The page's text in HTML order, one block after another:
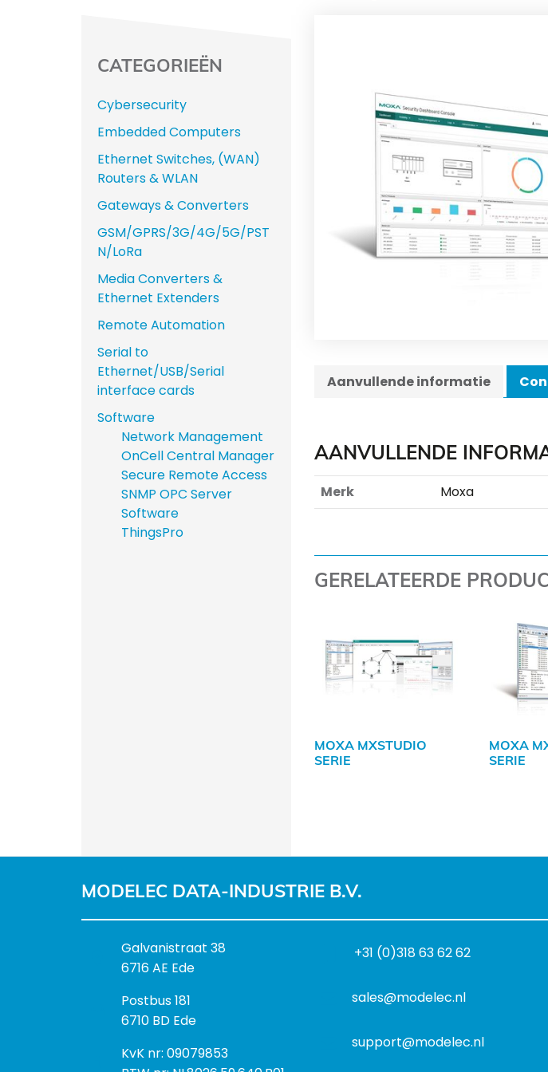
Aanvullende informatie
AANVULLENDE
Merk Moxa
GERELATEERDE
MOXA MXSTUDIO
SERIE
MOXA
SERIE
CATEGORIEËN
Cybersecurity
Embedded Computers
Ethernet Switches, (WAN)
Routers & WLAN
Gateways & Converters
GSM/GPRS/3G/4G/5G/PST
N/LoRa
Media Converters &
Ethernet Extenders
Remote Automation
Serial to
Ethernet/USB/Serial
interface cards
Software
Network Management
OnCell Central Manager
Secure Remote Access
SNMP OPC Server
Software
ThingsPro
MODELEC DATA-INDUSTRIE B.V.
B
e
o
e
k
a
Galvanistraat 38
6716 AE Ede
P
o
t
Postbus 181
6710 BD Ede
IKvK nr: 09079853
+31 (0)318 63 62 62
sales@modelec.nl
support@modelec.nl